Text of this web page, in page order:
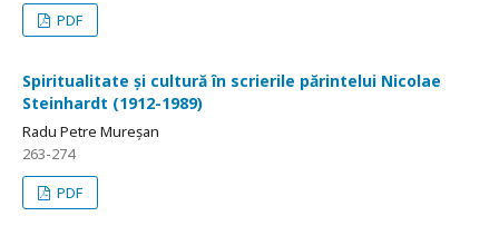
PDF
Spiritualitate și cultură în scrierile părintelui Nicolae
Steinhardt (1912-1989)
Radu Petre Mureșan
263-274
PDF